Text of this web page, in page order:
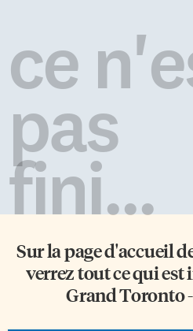
ce
pas
fini...
Sur la page d'accueil
verrez tout ce qui
Grand Toronto